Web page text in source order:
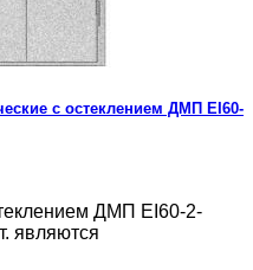
с остеклением ДМП ЕІ60-
ДМП ЕІ60-2-
являются